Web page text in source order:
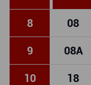
8 08
9 08A
10 18